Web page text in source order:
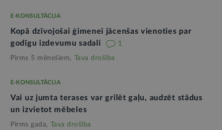
E-KONSULTĀCIJA
Kopā dzīvojošai ģimenei jācenšas vienoties par
godīgu izdevumu sadali
1
Pirms 5 mēnešiem, Tava drošība
E-KONSULTĀCIJA
Vai uz jumta terases var grilēt gaļu, audzēt stādus
un izvietot mēbeles
Pirms gada, Tava drošība